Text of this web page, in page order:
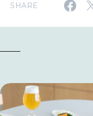
SHARE